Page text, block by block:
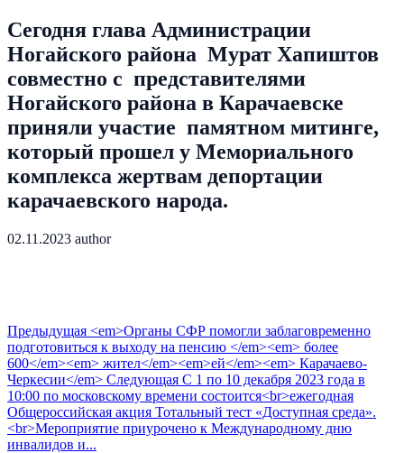
Сегодня глава Администрации
Ногайского района Мурат Хапиштов
совместно с представителями
Ногайского района в Карачаевске
приняли участие памятном митинге,
который прошел у Мемориального
комплекса жертвам депортации
карачаевского народа.
02.11.2023 author
Предыдущая <em>Органы СФР помогли заблаговременно
подготовиться к выходу на пенсию </em><em> более
600</em><em> жител</em><em>ей</em><em> Карачаево-
Черкесии</em> Следующая С 1 по 10 декабря 2023 года в
10:00 по московскому времени состоится<br>ежегодная
Общероссийская акция Тотальный тест «Доступная среда».
<br>Мероприятие приурочено к Международному дню
инвалидов и...